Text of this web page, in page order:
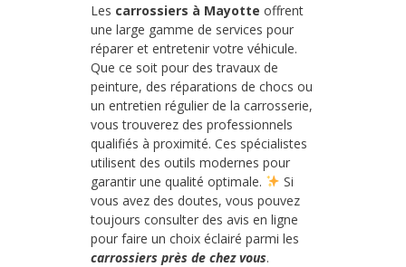
Les carrossiers à Mayotte offrent
une large gamme de services pour
réparer et entretenir votre véhicule.
Que ce soit pour des travaux de
peinture, des réparations de chocs ou
un entretien régulier de la carrosserie,
vous trouverez des professionnels
qualifiés à proximité. Ces spécialistes
utilisent des outils modernes pour
garantir une qualité optimale.
Si
vous avez des doutes, vous pouvez
toujours consulter des avis en ligne
pour faire un choix éclairé parmi les
carrossiers près de chez vous.